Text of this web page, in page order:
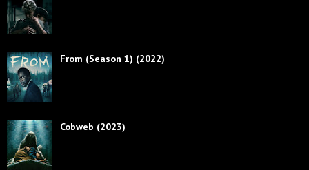
From (Season 1) (2022)
Cobweb (2023)